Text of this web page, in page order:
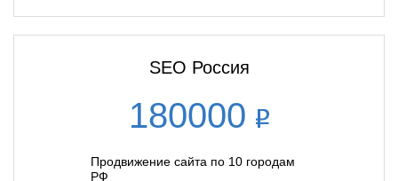
SEO Россия
180000
Продвижение сайта по 10 городам
РФ